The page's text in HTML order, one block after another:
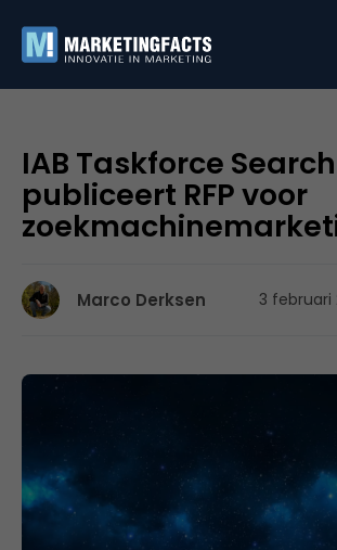
IAB Taskforce Search
publiceert RFP voor
Marco Derksen 3 februari